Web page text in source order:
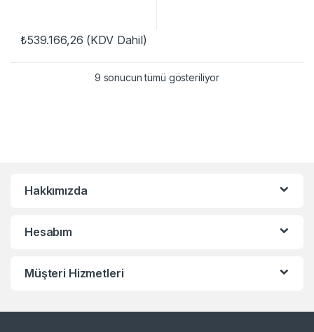
₺539.166,26 (KDV Dahil)
9 sonucun tümü gösteriliyor
Hakkımızda
Hesabım
Müşteri Hizmetleri